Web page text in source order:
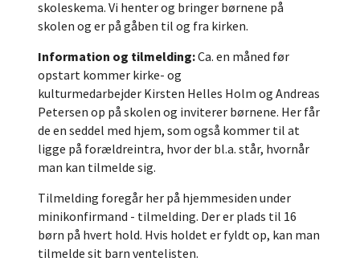
skoleskema. Vi henter og bringer børnene på
skolen og er på gåben til og fra kirken.
Information og tilmelding:Ca. en måned før
opstart kommer kirke- og
kulturmedarbejder Kirsten Helles Holm og Andreas
Petersen op på skolen og inviterer børnene. Her får
de en seddel med hjem, som også kommer til at
ligge på forældreintra, hvor der bl.a. står, hvornår
man kan tilmelde sig.
Tilmelding foregår her på hjemmesiden under
minikonfirmand - tilmelding. Der er plads til 16
børn på hvert hold. Hvis holdet er fyldt op, kan man
tilmelde sit barn ventelisten.